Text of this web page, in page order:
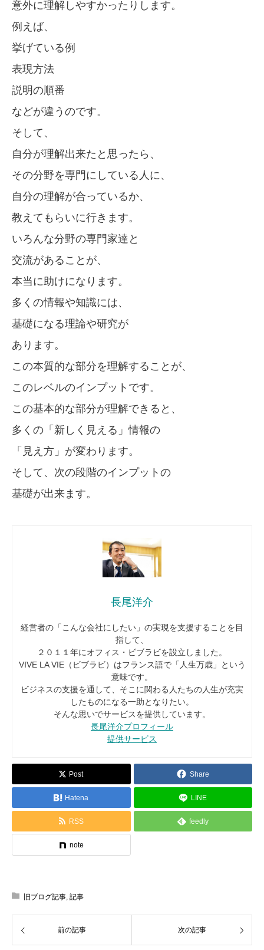
意外に理解しやすかったりします。
例えば、
挙げている例
表現方法
説明の順番
などが違うのです。
そして、
自分が理解出来たと思ったら、
その分野を専門にしている人に、
自分の理解が合っているか、
教えてもらいに行きます。
いろんな分野の専門家達と
交流があることが、
本当に助けになります。
多くの情報や知識には、
基礎になる理論や研究が
あります。
この本質的な部分を理解することが、
このレベルのインプットです。
この基本的な部分が理解できると、
多くの「新しく見える」情報の
「見え方」が変わります。
そして、次の段階のインプットの
基礎が出来ます。
長尾洋介
経営者の「こんな会社にしたい」の実現を支援することを目
指して、
２０１１年にオフィス・ビブラビを設立しました。
VIVE LA VIE（ビブラビ）はフランス語で「人生万歳」という
意味です。
ビジネスの支援を通して、そこに関わる人たちの人生が充実
したものになる一助となりたい。
そんな思いでサービスを提供しています。
長尾洋介プロフィール
提供サービス
Post Share
Hatena LINE
RSS feedly
note
旧ブログ記事 記事
前の記事 次の記事